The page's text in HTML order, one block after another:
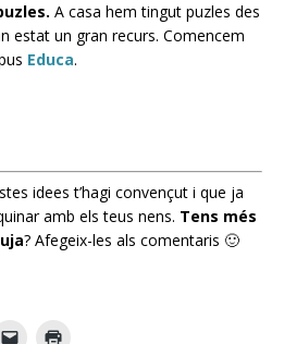
A casa hem tingut puzles des
estat un gran recurs. Comencem
Educa.
idees t’hagi convençut i que ja
amb els teus nens. Tens més
? Afegeix-les als comentaris 🙂